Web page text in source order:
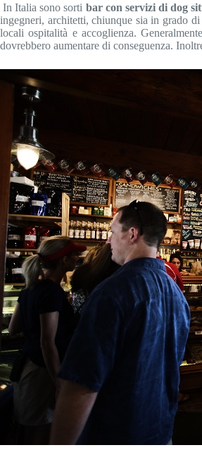
In Italia sono sorti bar con servizi di dog
ingegneri, architetti, chiunque sia in grado
locali ospitalità e accoglienza.
dovrebbero aumentare di conseguenza.